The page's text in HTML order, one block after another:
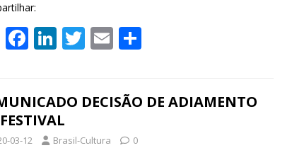
W
s
A
F
b
o
Li
e
dI
T
er
E
l e
DECISÃO DE ADIAMENTO
03-12 Brasil-Cultura 0